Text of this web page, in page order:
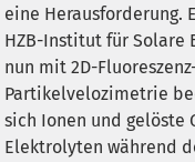
eine Herausforderung.
HZB-Institut für Solare
nun mit 2D-
Partikelvelozimetrie
sich Ionen und gelöste
Elektrolyten während